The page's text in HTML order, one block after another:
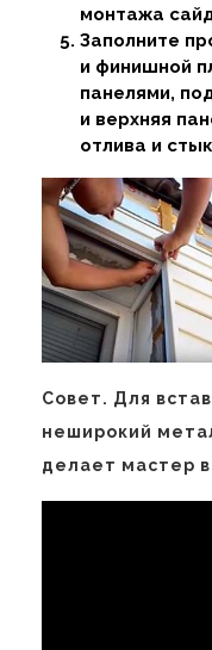
монтажа
Заполните
и финишной
панелями,
и верхняя
отлива и
Совет. Для
неширокий
делает мастер